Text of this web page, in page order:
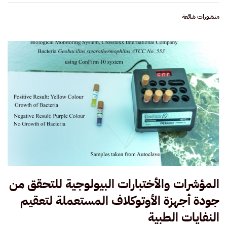
منشورات شائعة
المؤشرات والأختبارات البيولوجية للتحقق من
جودة أجهزة الأوتوكلاف المستعملة لتعقيم
النفايات الطبية